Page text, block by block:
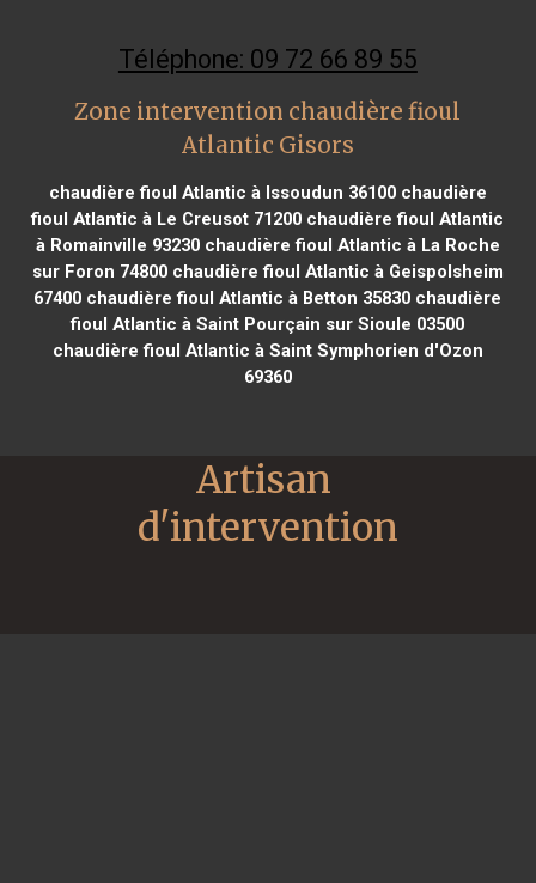
Téléphone: 09 72 66 89 55
Zone intervention chaudière fioul
Atlantic Gisors
chaudière fioul Atlantic à Issoudun 36100chaudière
fioul Atlantic à Le Creusot 71200 chaudière fioul Atlantic
à Romainville 93230chaudière fioul Atlantic à La Roche
sur Foron 74800chaudière fioul Atlantic à Geispolsheim
67400 chaudière fioul Atlantic à Betton 35830 chaudière
fioul Atlantic à Saint Pourçain sur Sioule 03500
chaudière fioul Atlantic à Saint Symphorien d'Ozon
69360
Artisan
d'intervention